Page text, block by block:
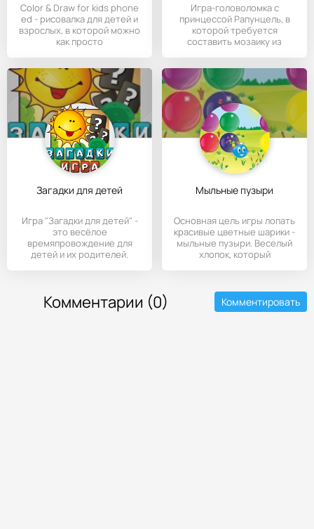
Color & Draw for kids phone
ed - рисовалка для детей и
взрослых, в которой можно
как просто
Игра-головоломка с
принцессой Рапунцель, в
которой требуется
составить мозаику из
Загадки для детей
Игра "Загадки для детей" -
это весёлое
времяпровождение для
детей и их родителей.
Мыльные пузыри
Основная цель игры лопать
красивые цветные шарики -
мыльные пузыри. Веселый
хлопок, который
Комментарии (0) Комментировать